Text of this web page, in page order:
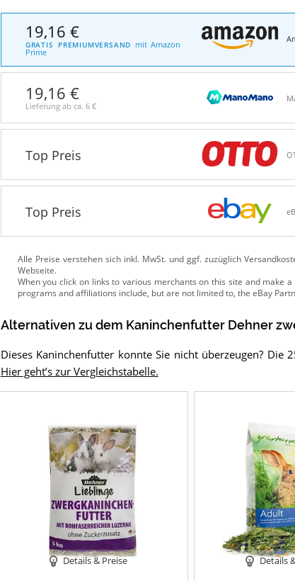
19,16 €
GRATIS PREMIUMVERSAND mit Amazon
Prime
19,16 €
Lieferung ab ca. 6 €
Top Preis
Top Preis
Alle Preise verstehen sich inkl. MwSt. und ggf. zuzüglich
Webseite.
Alternativen zu dem Kaninchenfutter Dehner
Dieses Kaninchenfutter konnte Sie nicht überzeugen? Die
Hier geht’s zur Vergleichstabelle.
Details & Preise Details